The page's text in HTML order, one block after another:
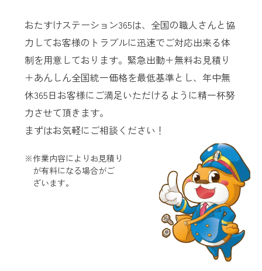
おたすけステーション365は、全国の職人さんと協
力してお客様のトラブルに迅速でご対応出来る体
制を用意しております。緊急出動＋無料お見積り
＋あんしん全国統一価格を最低基準とし、年中無
休365日お客様にご満足いただけるように精一杯努
力させて頂きます。
まずはお気軽にご相談ください！
※作業内容によりお見積り
が有料になる場合がご
ざいます。